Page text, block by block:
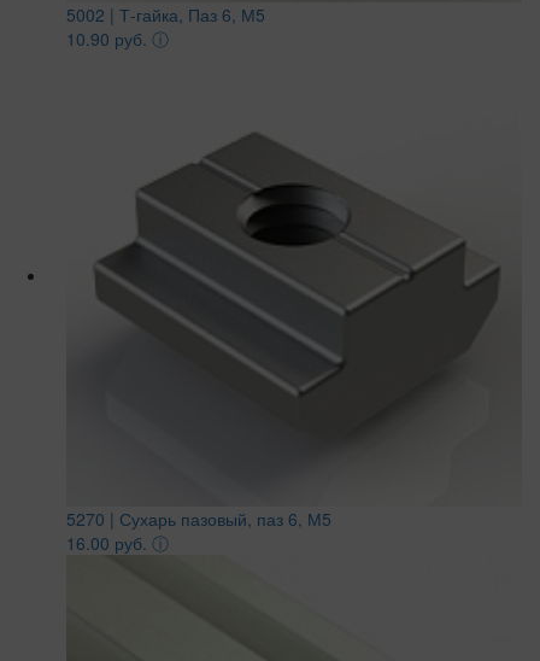
5002 | Т-гайка, Паз 6, М5
10.90 руб. ⓘ
5270 | Сухарь пазовый, паз 6, М5
16.00 руб. ⓘ